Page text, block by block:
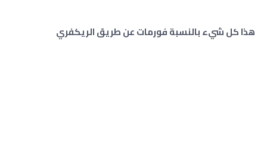
هذا كل شيء بالنسبة فورمات عن طريق الريكفري